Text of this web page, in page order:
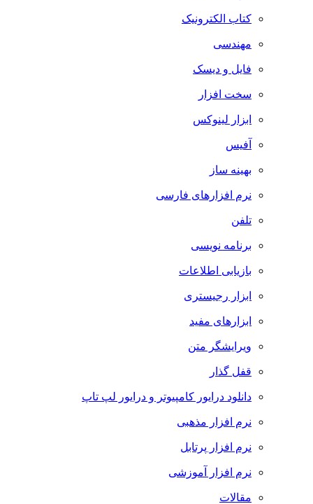
کتاب الکترونیک
مهندسی
فایل و دیسک
سخت افزار
ابزار لینوکس
آفیس
بهینه ساز
نرم افزارهای فارسی
تلفن
برنامه نویسی
بازیابی اطلاعات
ابزار رجیستری
ابزارهای مفید
ویرایشگر متن
قفل گذار
دانلود درایور کامپیوتر و درایور لپ تاپ
نرم افزار مذهبی
نرم افزار پرتابل
نرم افزار آموزشی
مقالات